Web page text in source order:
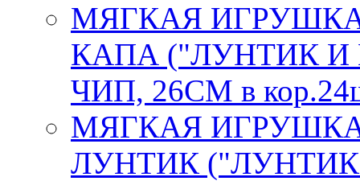
МЯГКАЯ
КАПА ("ЛУНТИК И
ЧИП, 26СМ в
МЯГКАЯ
ЛУНТИК ("ЛУНТИК